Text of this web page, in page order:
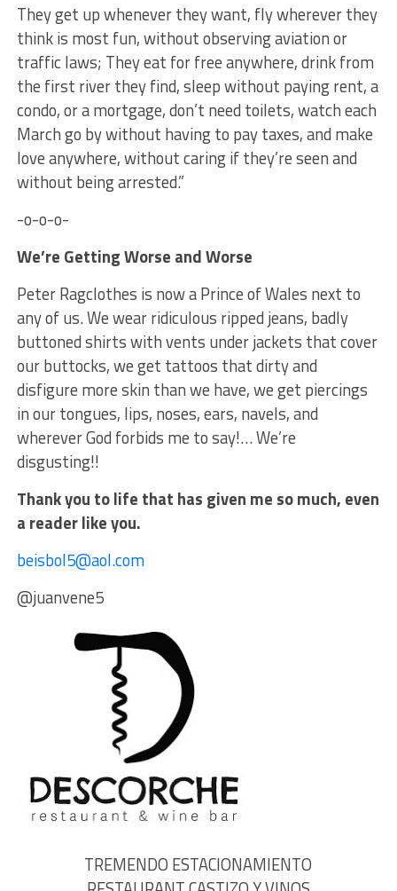
They get up whenever they want, fly wherever they
think is most fun, without observing aviation or
traffic laws; They eat for free anywhere, drink from
the first river they find, sleep without paying rent, a
condo, or a mortgage, don’t need toilets, watch each
March go by without having to pay taxes, and make
love anywhere, without caring if they’re seen and
without being arrested.”
-o-o-o-
We’re Getting Worse and Worse
Peter Ragclothes is now a Prince of Wales next to
any of us. We wear ridiculous ripped jeans, badly
buttoned shirts with vents under jackets that cover
our buttocks, we get tattoos that dirty and
disfigure more skin than we have, we get piercings
in our tongues, lips, noses, ears, navels, and
wherever God forbids me to say!… We’re
disgusting!!
Thank you to life that has given me so much, even
a reader like you.
beisbol5@aol.com
@juanvene5
TREMENDO ESTACIONAMIENTO